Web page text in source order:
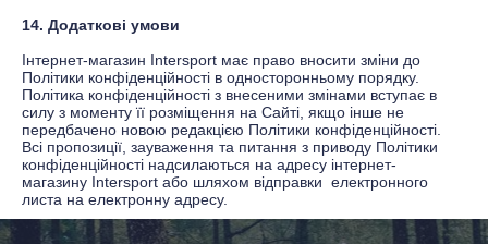
14. Додаткові умови
Інтернет-магазин Intersport має право вносити зміни до
Політики конфіденційності в односторонньому порядку.
Політика конфіденційності з внесеними змінами вступає в
силу з моменту її розміщення на Сайті, якщо інше не
передбачено новою редакцією Політики конфіденційності.
Всі пропозиції, зауваження та питання з приводу Політики
конфіденційності надсилаються на адресу інтернет-
магазину Intersport або шляхом відправки електронного
листа на електронну адресу.